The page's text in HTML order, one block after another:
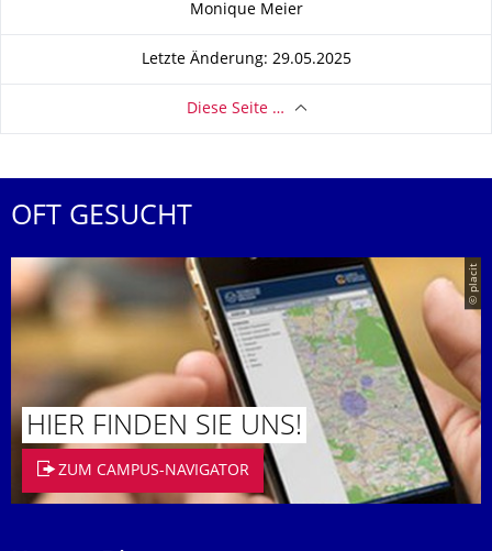
Monique Meier
Letzte Änderung: 29.05.2025
Diese Seite …
OFT GESUCHT
© placit
HIER FINDEN SIE UNS!
ZUM CAMPUS-NAVIGATOR